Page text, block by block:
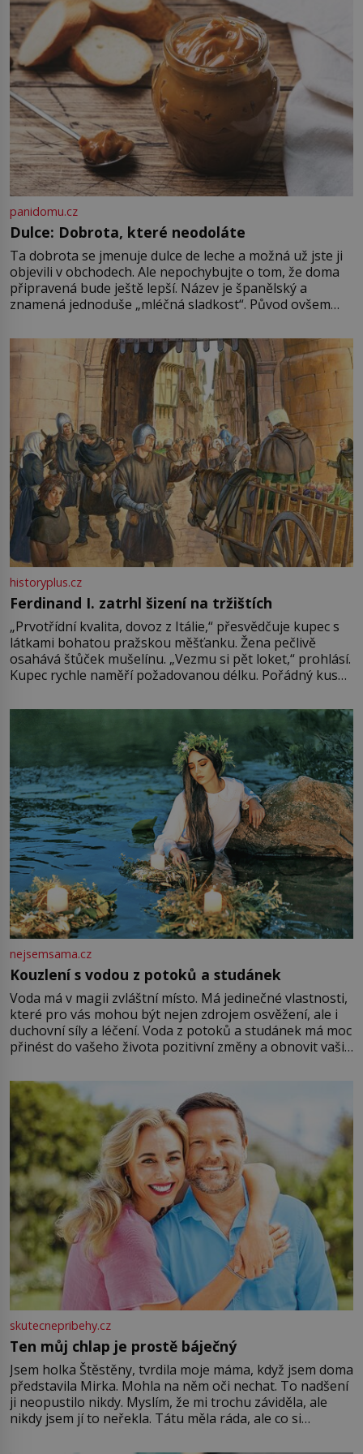
však sahají mnohem hlouběji a
podílí se […]
panidomu.cz
Dulce: Dobrota, které neodoláte
Ta dobrota se jmenuje dulce de leche a možná už jste ji
objevili v obchodech. Ale nepochybujte o tom, že doma
připravená bude ještě lepší. Název je španělský a
znamená jednoduše „mléčná sladkost“. Původ ovšem
pře hned několik latinskoamerických zemí a k tomu
Francie, kde se traduje,
historyplus.cz
Ferdinand I. zatrhl šizení na tržištích
„Prvotřídní kvalita, dovoz z Itálie,“ přesvědčuje kupec s
látkami bohatou pražskou měšťanku. Žena pečlivě
osahává štůček mušelínu. „Vezmu si pět loket,“ prohlásí.
Kupec rychle naměří požadovanou délku. Pořádný kus
milostpaní. Stačí jenom na sukni,“ zhodnotí švadlena
množství růžového mušelínu. „Ošidili vás, podívejte.“
nejsemsama.cz
Kouzlení s vodou z potoků a studánek
Voda má v magii zvláštní místo. Má jedinečné vlastnosti,
které pro vás mohou být nejen zdrojem osvěžení, ale i
duchovní síly a léčení. Voda z potoků a studánek má moc
přinést do vašeho života pozitivní změny a obnovit vaši
můžete obohatit své rituály a přinést do svého života
větší harmonii a klid. Je důležité
skutecnepribehy.cz
Ten můj chlap je prostě báječný
Jsem holka Štěstěny, tvrdila moje máma, když jsem doma
představila Mirka. Mohla na něm oči nechat. To nadšení
ji neopustilo nikdy. Myslím, že mi trochu záviděla, ale
nikdy jsem jí to neřekla. Tátu měla ráda, ale co si